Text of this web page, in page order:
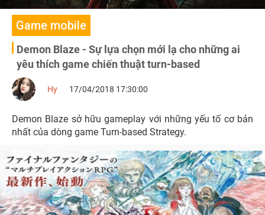
Game mobile
Demon Blaze - Sự lựa chọn mới lạ cho những ai
yêu thích game chiến thuật turn-based
Hy 17/04/2018 17:30:00
Demon Blaze sở hữu gameplay với những yếu tố cơ bản
nhất của dòng game Turn-based Strategy.